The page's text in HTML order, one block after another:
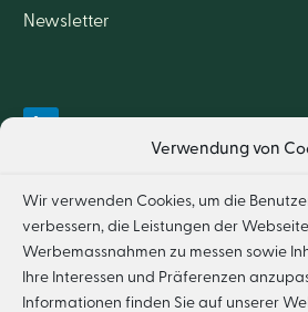
Verwendung von
Wir verwenden Cookies, um die
verbessern, die Leistungen der
Werbemassnahmen zu messen sowie
Ihre Interessen und Präferenzen
Informationen finden Sie auf unserer
Newsletter
FSC® F000230